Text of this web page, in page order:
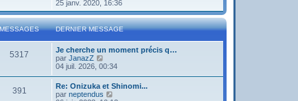
g
e
e
s
s
g
e
e
r
n
i
e
m
s
s
a
o
i
r
l
d
e
n
i
e
r
25 janv. 2020, 16:36
MESSAGES DERNIER MESSAGE
5317
Je cherche un moment précis q…
par JanazZ
o
l
e
04 juil. 2026, 00:34
391
Re: Onizuka et Shinomi...
par neptendus